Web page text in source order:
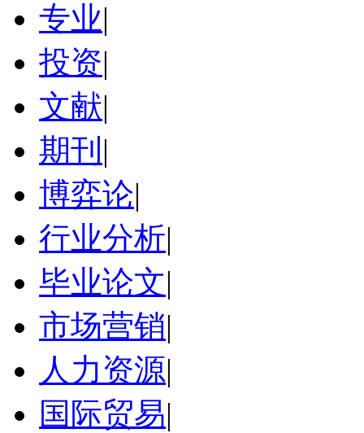
专业|
投资|
文献|
期刊 |
博弈论|
行业分析|
毕业论文|
市场营销|
人力资源|
国际贸易|